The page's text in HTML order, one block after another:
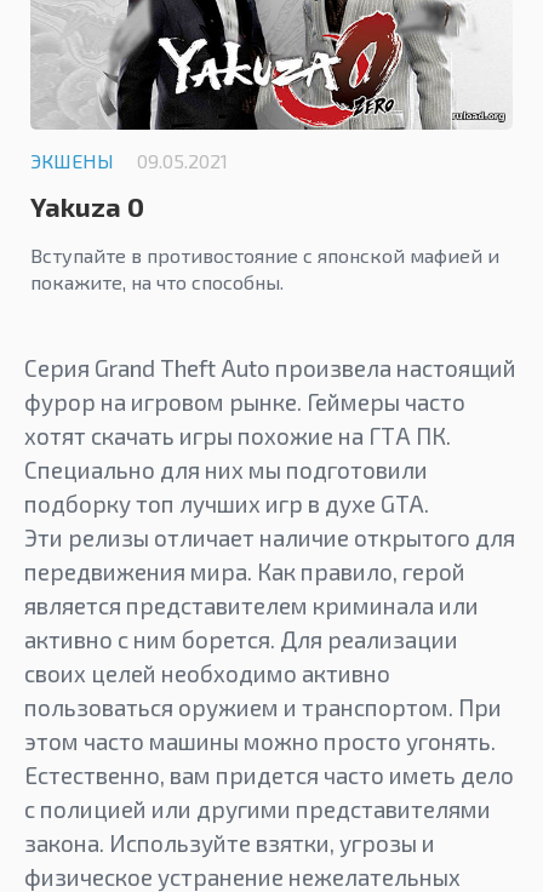
ЭКШЕНЫ 09.05.2021
Yakuza 0
Вступайте в противостояние с японской мафией и
покажите, на что способны.
Серия Grand Theft Auto произвела настоящий
фурор на игровом рынке. Геймеры часто
хотят скачать игры похожие на ГТА ПК.
Специально для них мы подготовили
подборку топ лучших игр в духе GTA.
Эти релизы отличает наличие открытого для
передвижения мира. Как правило, герой
является представителем криминала или
активно с ним борется. Для реализации
своих целей необходимо активно
пользоваться оружием и транспортом. При
этом часто машины можно просто угонять.
Естественно, вам придется часто иметь дело
с полицией или другими представителями
закона. Используйте взятки, угрозы и
физическое устранение нежелательных